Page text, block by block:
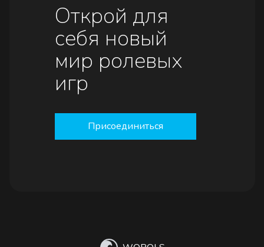
Открой для
себя новый
мир ролевых
игр
Присоединиться